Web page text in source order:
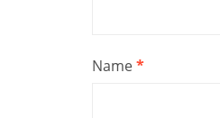
Name*